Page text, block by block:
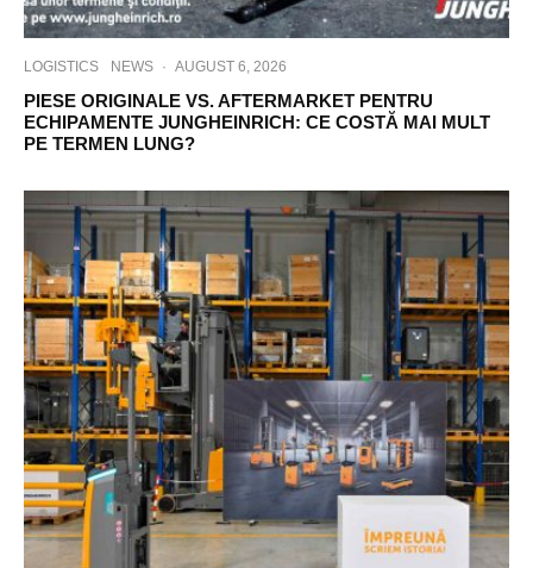
LOGISTICS NEWS · AUGUST 6, 2026
PIESE ORIGINALE VS. AFTERMARKET PENTRU
ECHIPAMENTE JUNGHEINRICH: CE COSTĂ MAI MULT
PE TERMEN LUNG?